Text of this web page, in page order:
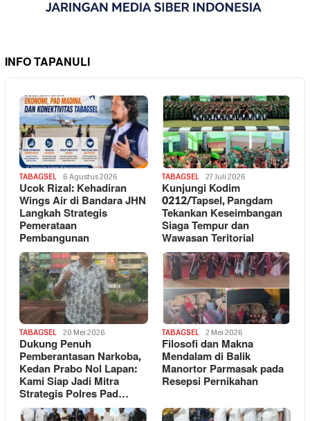
INFO TAPANULI
TABAGSEL 6 Agustus 2026
Ucok Rizal: Kehadiran
Wings Air di Bandara JHN
Langkah Strategis
Pemerataan
Pembangunan
TABAGSEL 27 Juli 2026
Kunjungi Kodim
0212/Tapsel, Pangdam
Tekankan Keseimbangan
Siaga Tempur dan
Wawasan Teritorial
TABAGSEL 20 Mei 2026
Dukung Penuh
Pemberantasan Narkoba,
Kedan Prabo Nol Lapan:
Kami Siap Jadi Mitra
Strategis Polres Pad…
TABAGSEL 2 Mei 2026
Filosofi dan Makna
Mendalam di Balik
Manortor Parmasak pada
Resepsi Pernikahan